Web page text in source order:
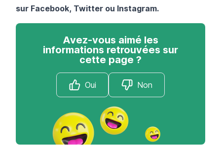
sur Facebook, Twitter ou Instagram.
Avez-vous aimé les
informations retrouvées sur
cette page ?
Oui Non